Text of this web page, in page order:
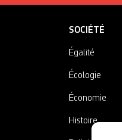
SOCIÉTÉ
Égalité
Écologie
Économie
Histoire